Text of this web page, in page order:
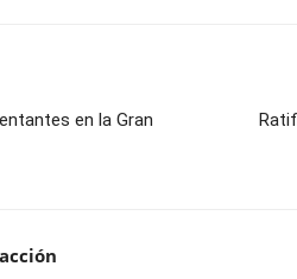
en la Gran